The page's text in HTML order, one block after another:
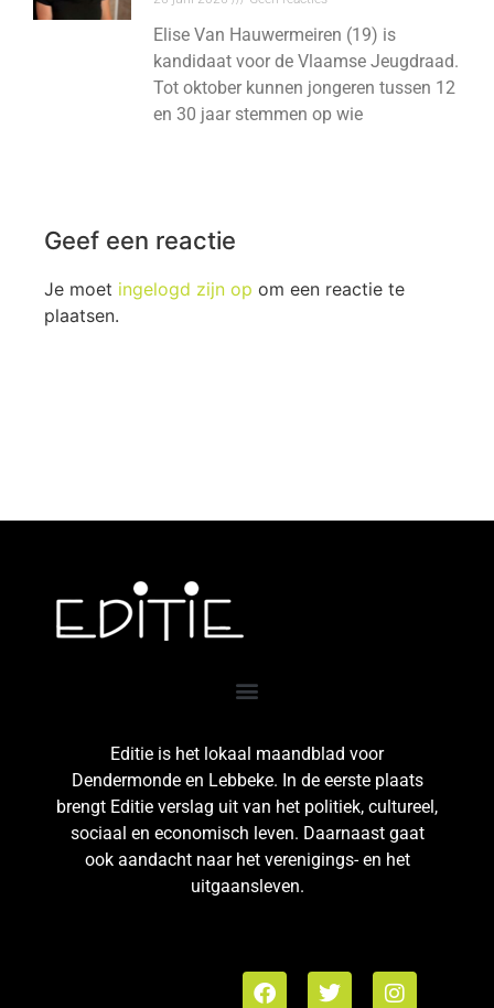
Elise Van Hauwermeiren (19) is
kandidaat voor de Vlaamse Jeugdraad.
Tot oktober kunnen jongeren tussen 12
en 30 jaar stemmen op wie
Geef een reactie
Je moet ingelogd zijn op om een reactie te
plaatsen.
Editie is het lokaal maandblad voor
Dendermonde en Lebbeke. In de eerste plaats
brengt Editie verslag uit van het politiek, cultureel,
sociaal en economisch leven. Daarnaast gaat
ook aandacht naar het verenigings- en het
uitgaansleven.